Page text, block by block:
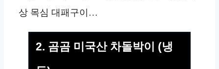
상 목심 대패구이…
2. 곰곰 미국산 차돌박이 (냉